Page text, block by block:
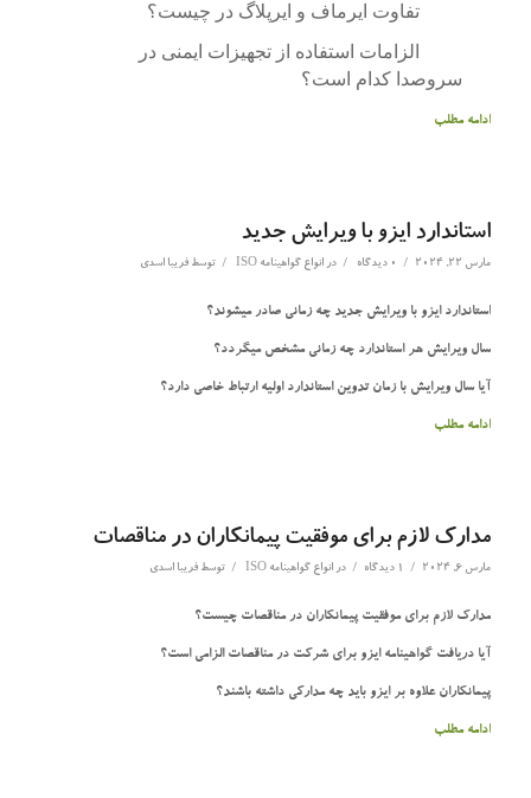
تفاوت ایرماف و ایرپلاگ در چیست؟
الزامات استفاده از تجهیزات ایمنی در
سروصدا کدام است؟
ادامه مطلب
استاندارد ایزو با ویرایش جدید
مارس 22, 2024 / 0 دیدگاه / در انواع گواهینامه ISO / توسط فریبا اسدی
استاندارد ایزو با ویرایش جدید چه زمانی صادر میشوند؟
سال ویرایش هر استاندارد چه زمانی مشخص میگردد؟
آیا سال ویرایش با زمان تدوین استاندارد اولیه ارتباط خاصی دارد؟
ادامه مطلب
مدارک لازم برای موفقیت پیمانکاران در مناقصات
مارس 6, 2024 / 1 دیدگاه / در انواع گواهینامه ISO / توسط فریبا اسدی
مدارک لازم برای موفقیت پیمانکاران در مناقصات چیست؟
آیا دریافت گواهینامه ایزو برای شرکت در مناقصات الزامی است؟
پیمانکاران علاوه بر ایزو باید چه مدارکی داشته باشند؟
ادامه مطلب